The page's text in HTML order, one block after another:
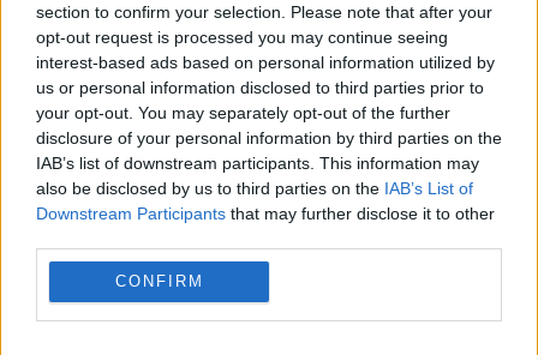
section to confirm your selection. Please note that after your
opt-out request is processed you may continue seeing
interest-based ads based on personal information utilized by
us or personal information disclosed to third parties prior to
your opt-out. You may separately opt-out of the further
disclosure of your personal information by third parties on the
IAB’s list of downstream participants. This information may
also be disclosed by us to third parties on the IAB’s List of
Downstream Participants that may further disclose it to other
CONFIRM
Casa Alba Donald Trump
dragos spranceana marcel ciolacu